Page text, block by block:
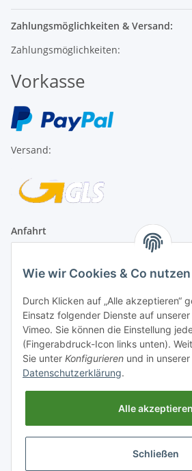
Zahlungsmöglichkeiten & Versand:
Zahlungsmöglichkeiten:
Vorkasse
Versand:
Anfahrt
1A Football Angebote
1A-Football ist
registrierter Partner:
Wie wir Cookies & Co nutzen
Durch Klicken auf „Alle akzeptieren“
Einsatz folgender Dienste auf unserer
Vimeo. Sie können die Einstellung
(Fingerabdruck-Icon links unten).
Sie unter Konfigurieren und in unserer
Datenschutzerklärung.
Alle akzeptieren
Schließen